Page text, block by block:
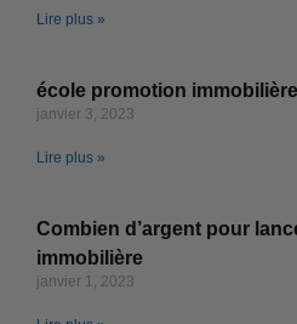
Lire plus »
école promotion immobilière
janvier 3, 2023
Lire plus »
Combien d’argent pour
immobilière
janvier 1, 2023